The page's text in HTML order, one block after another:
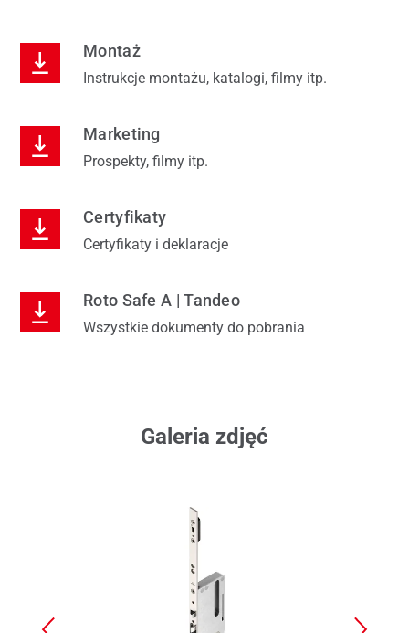
Montaż
Instrukcje montażu, katalogi, filmy itp.
Marketing
Prospekty, filmy itp.
Certyfikaty
Certyfikaty i deklaracje
Roto Safe A | Tandeo
Wszystkie dokumenty do pobrania
Galeria zdjęć